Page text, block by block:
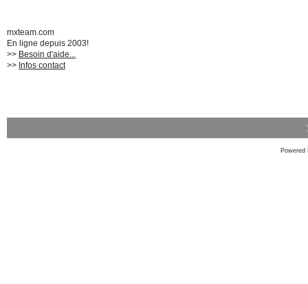
mxteam.com
En ligne depuis 2003!
>> Besoin d'aide...
>> Infos contact